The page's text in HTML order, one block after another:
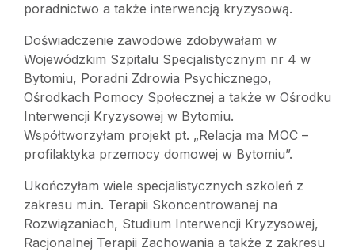
poradnictwo a także interwencją kryzysową.
Doświadczenie zawodowe zdobywałam w
Wojewódzkim Szpitalu Specjalistycznym nr 4 w
Bytomiu, Poradni Zdrowia Psychicznego,
Ośrodkach Pomocy Społecznej a także w Ośrodku
Interwencji Kryzysowej w Bytomiu.
Współtworzyłam projekt pt. „Relacja ma MOC –
profilaktyka przemocy domowej w Bytomiu”.
Ukończyłam wiele specjalistycznych szkoleń z
zakresu m.in. Terapii Skoncentrowanej na
Rozwiązaniach, Studium Interwencji Kryzysowej,
Racjonalnej Terapii Zachowania a także z zakresu